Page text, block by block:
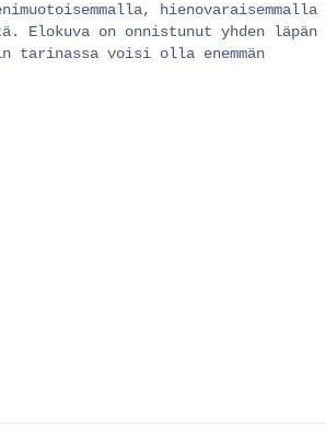
hienovaraisemmalla
Elokuva on onnistunut yhden läpän
tarinassa voisi olla enemmän